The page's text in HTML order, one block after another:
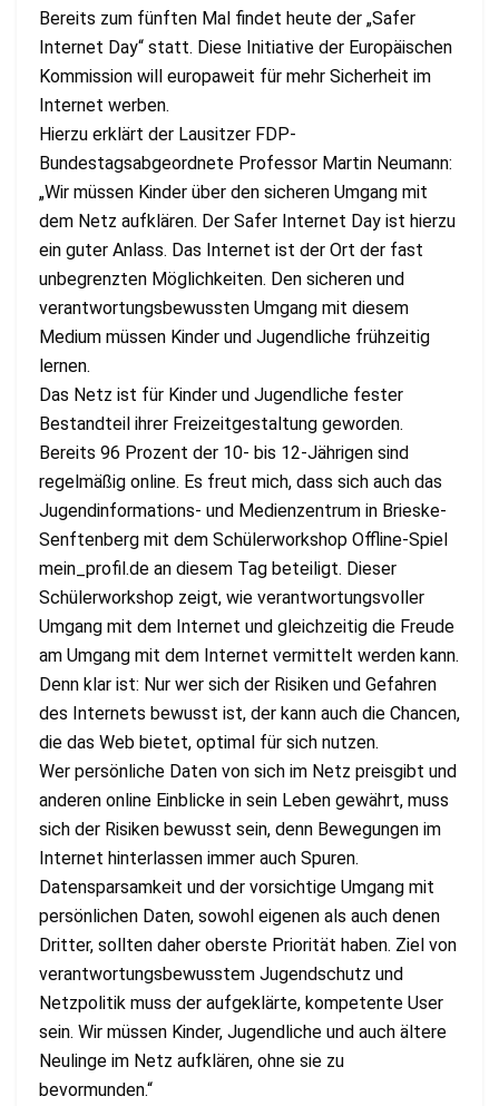
Bereits zum fünften Mal findet heute der „Safer
Internet Day“ statt. Diese Initiative der Europäischen
Kommission will europaweit für mehr Sicherheit im
Internet werben.
Hierzu erklärt der Lausitzer FDP-
Bundestagsabgeordnete Professor Martin Neumann:
„Wir müssen Kinder über den sicheren Umgang mit
dem Netz aufklären. Der Safer Internet Day ist hierzu
ein guter Anlass. Das Internet ist der Ort der fast
unbegrenzten Möglichkeiten. Den sicheren und
verantwortungsbewussten Umgang mit diesem
Medium müssen Kinder und Jugendliche frühzeitig
lernen.
Das Netz ist für Kinder und Jugendliche fester
Bestandteil ihrer Freizeitgestaltung geworden.
Bereits 96 Prozent der 10- bis 12-Jährigen sind
regelmäßig online. Es freut mich, dass sich auch das
Jugendinformations- und Medienzentrum in Brieske-
Senftenberg mit dem Schülerworkshop Offline-Spiel
mein_profil.de an diesem Tag beteiligt. Dieser
Schülerworkshop zeigt, wie verantwortungsvoller
Umgang mit dem Internet und gleichzeitig die Freude
am Umgang mit dem Internet vermittelt werden kann.
Denn klar ist: Nur wer sich der Risiken und Gefahren
des Internets bewusst ist, der kann auch die Chancen,
die das Web bietet, optimal für sich nutzen.
Wer persönliche Daten von sich im Netz preisgibt und
anderen online Einblicke in sein Leben gewährt, muss
sich der Risiken bewusst sein, denn Bewegungen im
Internet hinterlassen immer auch Spuren.
Datensparsamkeit und der vorsichtige Umgang mit
persönlichen Daten, sowohl eigenen als auch denen
Dritter, sollten daher oberste Priorität haben. Ziel von
verantwortungsbewusstem Jugendschutz und
Netzpolitik muss der aufgeklärte, kompetente User
sein. Wir müssen Kinder, Jugendliche und auch ältere
Neulinge im Netz aufklären, ohne sie zu
bevormunden.“